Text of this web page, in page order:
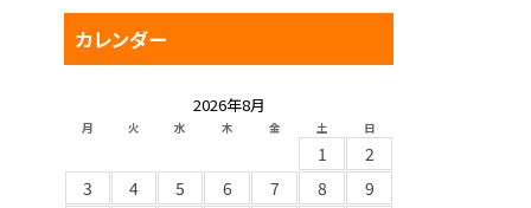
カレンダー
2026年8月
月 火 水 木 金 土 日
1
2
3
4 5 6 7 8
9